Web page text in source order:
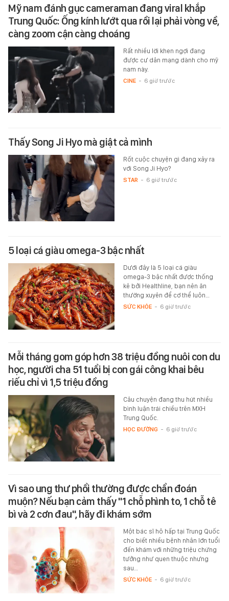
Mỹ nam đánh gục cameraman đang viral khắp
Trung Quốc: Ống kính lướt qua rồi lại phải vòng về,
càng zoom cận càng choáng
Rất nhiều lời khen ngợi đang
được cư dân mạng dành cho mỹ
nam này.
CINE - 6 giờ trước
Thấy Song Ji Hyo mà giật cả mình
Rốt cuộc chuyện gì đang xảy ra
với Song Ji Hyo?
STAR - 6 giờ trước
5 loại cá giàu omega-3 bậc nhất
Dưới đây là 5 loại cá giàu
omega-3 bậc nhất được thống
kê bởi Healthline, bạn nên ăn
thường xuyên để cơ thể luôn…
SỨC KHỎE - 6 giờ trước
Mỗi tháng gom góp hơn 38 triệu đồng nuôi con du
học, người cha 51 tuổi bị con gái công khai bêu
riếu chỉ vì 1,5 triệu đồng
Câu chuyện đang thu hút nhiều
bình luận trái chiều trên MXH
Trung Quốc.
HỌC ĐƯỜNG - 6 giờ trước
Vì sao ung thư phổi thường được chẩn đoán
muộn? Nếu bạn cảm thấy "1 chỗ phình to, 1 chỗ tê
bì và 2 cơn đau", hãy đi khám sớm
Một bác sĩ hô hấp tại Trung Quốc
cho biết nhiều bệnh nhân lớn tuổi
đến khám với những triệu chứng
tưởng như quen thuộc nhưng
sau…
SỨC KHỎE - 6 giờ trước